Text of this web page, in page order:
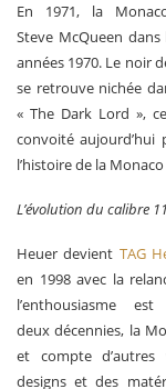
En 1971, la
Steve McQueen
années 1970. Le noir
se retrouve nichée
« The Dark Lord »,
convoité aujourd’hui
l’histoire de la
L’évolution du calibre 11
Heuer devient TAG
en 1998 avec la
l’enthousiasme
deux décennies, la
et compte d’autres
designs et des